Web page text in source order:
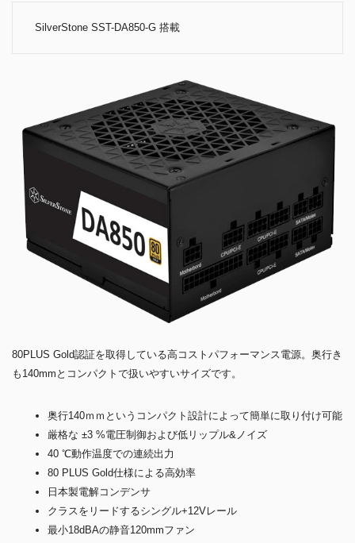
SilverStone SST-DA850-G 搭載
80PLUS Gold認証を取得している高コストパフォーマンス電源。奥行き
も140mmとコンパクトで扱いやすいサイズです。
奥行140ｍｍというコンパクト設計によって簡単に取り付け可能
厳格な ±3 %電圧制御および低リップル&ノイズ
40 ℃動作温度での連続出力
80 PLUS Gold仕様による高効率
日本製電解コンデンサ
クラスをリードするシングル+12Vレール
最小18dBAの静音120mmファン